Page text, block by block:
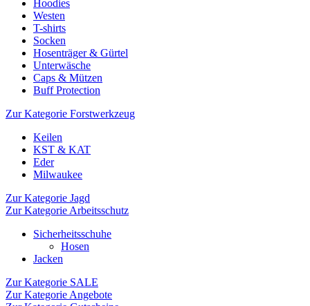
Hoodies
Westen
T-shirts
Socken
Hosenträger & Gürtel
Unterwäsche
Caps & Mützen
Buff Protection
Zur Kategorie Forstwerkzeug
Keilen
KST & KAT
Eder
Milwaukee
Zur Kategorie Jagd
Zur Kategorie Arbeitsschutz
Sicherheitsschuhe
Hosen
Jacken
Zur Kategorie SALE
Zur Kategorie Angebote